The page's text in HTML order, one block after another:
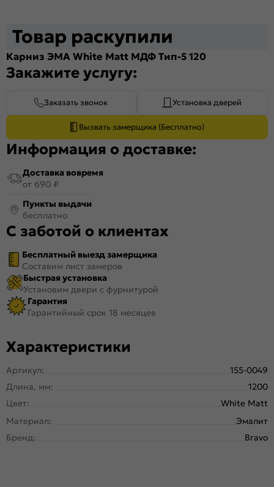
Товар раскупили
Карниз ЭМА White Matt МДФ Тип-5 120
Закажите услугу:
Заказать звонок Установка дверей
Вызвать замерщика (Бесплатно)
Информация о доставке:
Доставка вовремя
от 690 ₽
Пункты выдачи
бесплатно
С заботой о клиентах
Бесплатный выезд замерщика
Составим лист замеров
Быстрая установка
Установим двери с фурнитурой
Гарантия
Гарантийный срок 18 месяцев
Характеристики
Артикул:
155-0049
Длина, мм:
1200
Цвет:
White Matt
Материал:
Эмалит
Бренд:
Bravo